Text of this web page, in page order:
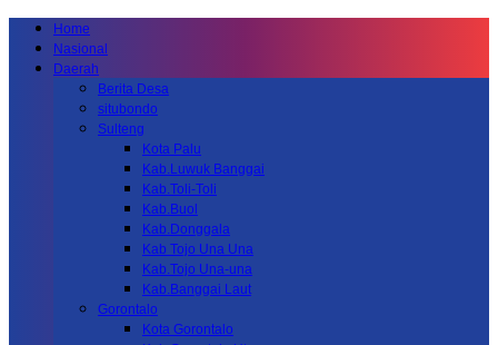
Home
Nasional
Daerah
Berita Desa
situbondo
Sulteng
Kota Palu
Kab.Luwuk Banggai
Kab.Toli-Toli
Kab.Buol
Kab.Donggala
Kab Tojo Una Una
Kab.Tojo Una-una
Kab.Banggai Laut
Gorontalo
Kota Gorontalo